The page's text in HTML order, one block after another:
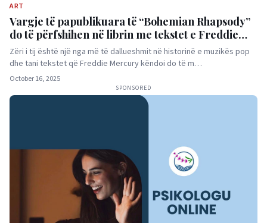
ART
Vargje të papublikuara të “Bohemian Rhapsody”
do të përfshihen në librin me tekstet e Freddie
Mercury-t
Zëri i tij është një nga më të dallueshmit në historinë e muzikës pop
dhe tani tekstet që Freddie Mercury këndoi do të m…
October 16, 2025
SPONSORED